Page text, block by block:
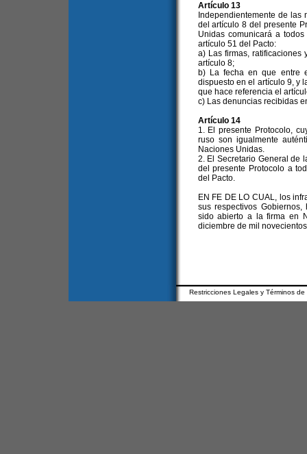
Artículo 13
Independientemente de las
del artículo 8 del presente
Unidas comunicará a
artículo 51 del Pacto:
a) Las firmas, ratificaciones
artículo 8;
b) La fecha en que entre
dispuesto en el artículo 9, y
que hace referencia el
c) Las denuncias recibidas
Artículo 14
1. El presente Protocolo,
ruso son igualmente
Naciones Unidas.
2. El Secretario General de
del presente Protocolo a
del Pacto.
EN FE DE LO CUAL, los
sus respectivos
sido abierto a la firma en
diciembre de mil
Restricciones Legales y Términos de